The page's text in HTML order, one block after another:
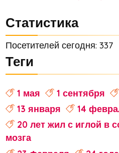
Статистика
Посетителей сегодня: 337
Теги
1 мая 1 сентября
13 января
14
20 лет жил с иглой в
мозга